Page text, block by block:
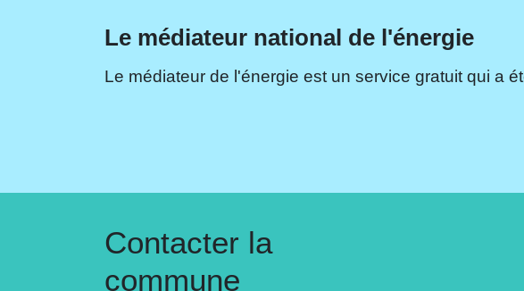
Le médiateur national de l'énergie
Le médiateur de l'énergie est un service gratuit qui a
Contacter la
commune